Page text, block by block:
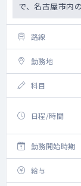
で、名古屋市内
路線
勤務地
科目
日程/時間
勤務開始時期
給与